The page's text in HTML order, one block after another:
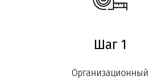
Шаг 1
Организационный